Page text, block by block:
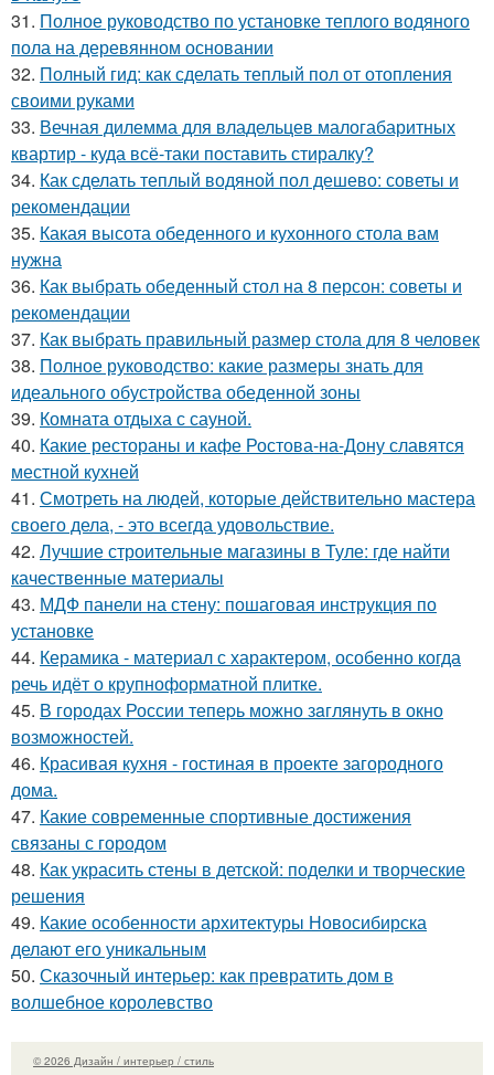
31. Полное руководство по установке теплого водяного
пола на деревянном основании
32. Полный гид: как сделать теплый пол от отопления
своими руками
33. Вечная дилемма для владельцев малогабаритных
квартир - куда всё-таки поставить стиралку?
34. Как сделать теплый водяной пол дешево: советы и
рекомендации
35. Какая высота обеденного и кухонного стола вам
нужна
36. Как выбрать обеденный стол на 8 персон: советы и
рекомендации
37. Как выбрать правильный размер стола для 8 человек
38. Полное руководство: какие размеры знать для
идеального обустройства обеденной зоны
39. Комната отдыха с сауной.
40. Какие рестораны и кафе Ростова-на-Дону славятся
местной кухней
41. Смотреть на людей, которые действительно мастера
своего дела, - это всегда удовольствие.
42. Лучшие строительные магазины в Туле: где найти
качественные материалы
43. МДФ панели на стену: пошаговая инструкция по
установке
44. Керамика - материал с характером, особенно когда
речь идёт о крупноформатной плитке.
45. В городах России тепеpь можно зaглянуть в окно
возмoжностей.
46. Красивая кухня - гостиная в проекте загородного
дома.
47. Какие современные спортивные достижения
связаны с городом
48. Как украсить стены в детской: поделки и творческие
решения
49. Какие особенности архитектуры Новосибирска
делают его уникальным
50. Сказочный интерьер: как превратить дом в
волшебное королевство
© 2026 Дизайн / интерьер / стиль